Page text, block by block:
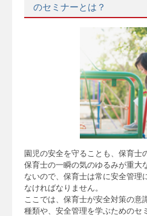
のセミナーとは？
園児の安全を守ることも、保育士
保育士の一瞬の気のゆるみが重大
ないので、保育士は常に安全管理
なければなりません。
ここでは、保育士が安全対策の意
種類や、安全管理を学ぶためのセ